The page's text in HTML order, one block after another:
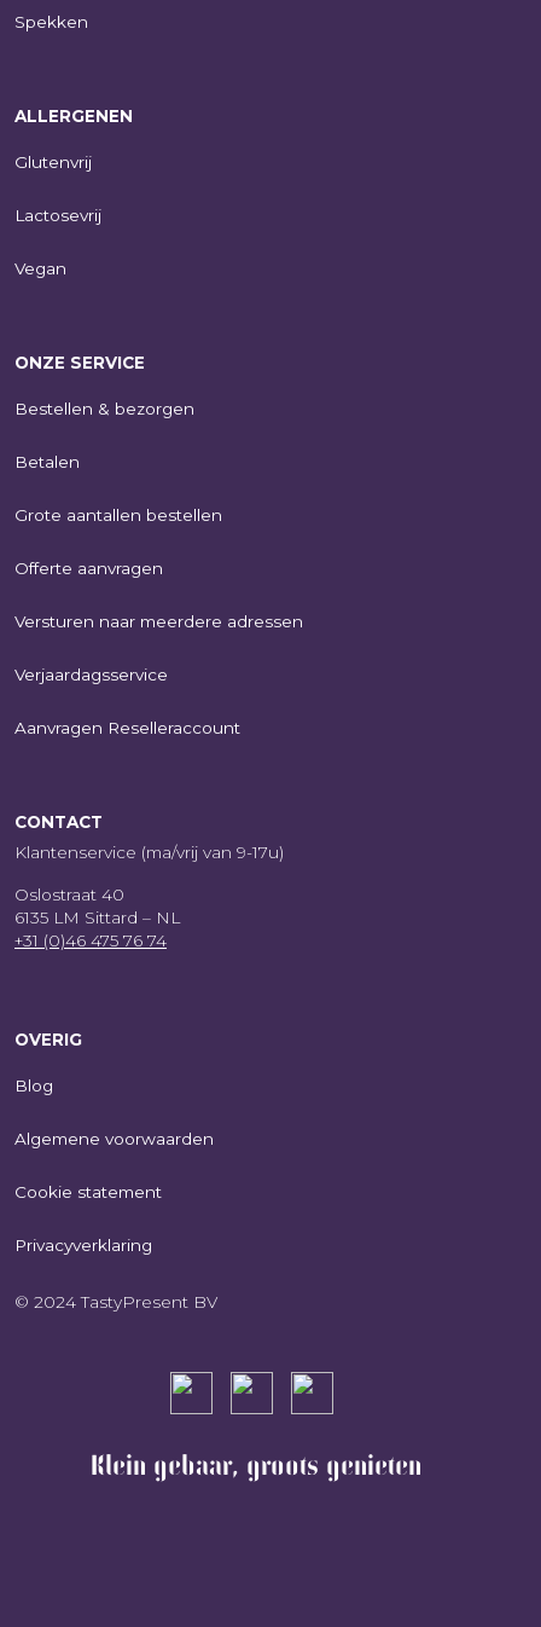
Spekken
ALLERGENEN
Glutenvrij
Lactosevrij
Vegan
ONZE SERVICE
Bestellen & bezorgen
Betalen
Grote aantallen bestellen
Offerte aanvragen
Versturen naar meerdere adressen
Verjaardagsservice
Aanvragen Reselleraccount
CONTACT
Klantenservice (ma/vrij van 9-17u)
Oslostraat 40
6135 LM Sittard – NL
+31 (0)46 475 76 74
OVERIG
Blog
Algemene voorwaarden
Cookie statement
Privacyverklaring
© 2024 TastyPresent BV
Klein gebaar, groots genieten